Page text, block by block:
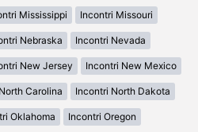
Mississippi Incontri Missouri
Nebraska Incontri Nevada
New Jersey Incontri New Mexico
Carolina Incontri North Dakota
Oklahoma Incontri Oregon